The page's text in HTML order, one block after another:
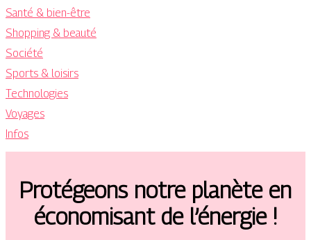
Santé & bien-être
Shopping & beauté
Société
Sports & loisirs
Technologies
Voyages
Infos
Protégeons notre planète en
économisant de l’énergie !